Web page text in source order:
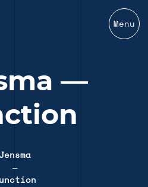
Menu
—
Jensma
—